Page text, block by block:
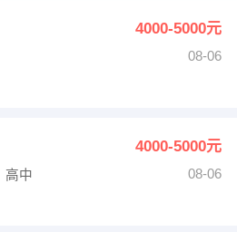
4000-5000元
08-06
4000-5000元
高中
08-06